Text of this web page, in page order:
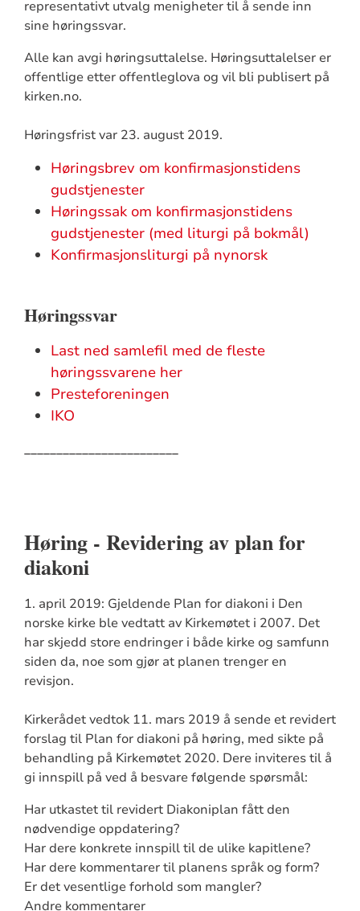
representativt utvalg menigheter til å sende inn
sine høringssvar.
Alle kan avgi høringsuttalelse. Høringsuttalelser er
offentlige etter offentleglova og vil bli publisert på
kirken.no.
Høringsfrist var 23. august 2019.
Høringsbrev om konfirmasjonstidens
gudstjenester
Høringssak om konfirmasjonstidens
gudstjenester (med liturgi på bokmål)
Konfirmasjonsliturgi på nynorsk
Høringssvar
Last ned samlefil med de fleste
høringssvarene her
Presteforeningen
IKO
________________________
Høring - Revidering av plan for
diakoni
1. april 2019: Gjeldende Plan for diakoni i Den
norske kirke ble vedtatt av Kirkemøtet i 2007. Det
har skjedd store endringer i både kirke og samfunn
siden da, noe som gjør at planen trenger en
revisjon.
Kirkerådet vedtok 11. mars 2019 å sende et revidert
forslag til Plan for diakoni på høring, med sikte på
behandling på Kirkemøtet 2020. Dere inviteres til å
gi innspill på ved å besvare følgende spørsmål:
Har utkastet til revidert Diakoniplan fått den
nødvendige oppdatering?
Har dere konkrete innspill til de ulike kapitlene?
Har dere kommentarer til planens språk og form?
Er det vesentlige forhold som mangler?
Andre kommentarer